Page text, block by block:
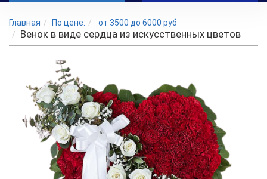
Главная По цене: от 3500 до 6000 руб
Венок в виде сердца из искусственных цветов